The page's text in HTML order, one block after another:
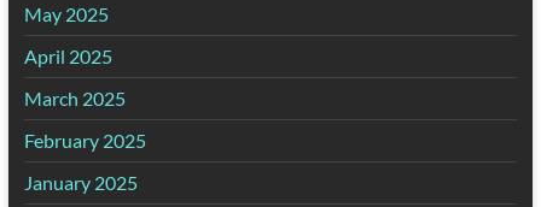
May 2025
April 2025
March 2025
February 2025
January 2025